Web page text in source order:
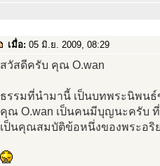
เมื่อ: 05 มิ.ย. 2009, 08:29
สวัสดีครับ คุณ O.wan
ธรรมที่นำมานี้ เป็นบทพระนิพนธ์
คุณ O.wan เป็นคนมีบุญนะครับ ที่
เป็นคุณสมบัติข้อหนึ่งของพระอริ